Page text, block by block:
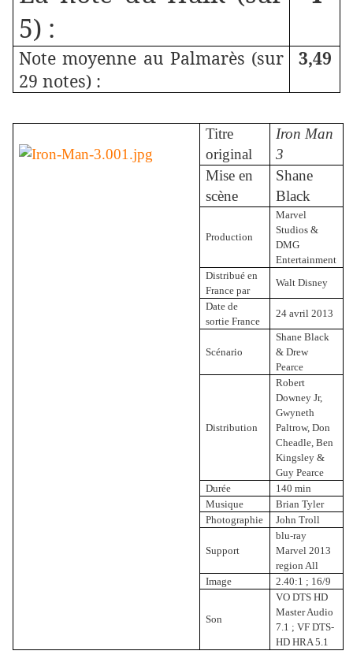
5) :
Note moyenne au Palmarès (sur
29 notes) :
3,49
Titre
original
Iron Man
3
Mise en
scène
Shane
Black
Production
Marvel
Studios &
DMG
Entertainment
Distribué en
France par
Walt Disney
Date de
sortie France
24 avril 2013
Scénario
Shane Black
& Drew
Pearce
Distribution
Robert
Downey Jr,
Gwyneth
Paltrow, Don
Cheadle, Ben
Kingsley &
Guy Pearce
Durée
140 min
Musique
Brian Tyler
Photographie John Troll
Support
blu-ray
Marvel 2013
region All
Image
2.40:1 ; 16/9
Son
VO DTS HD
Master Audio
7.1 ; VF DTS-
HD HRA 5.1